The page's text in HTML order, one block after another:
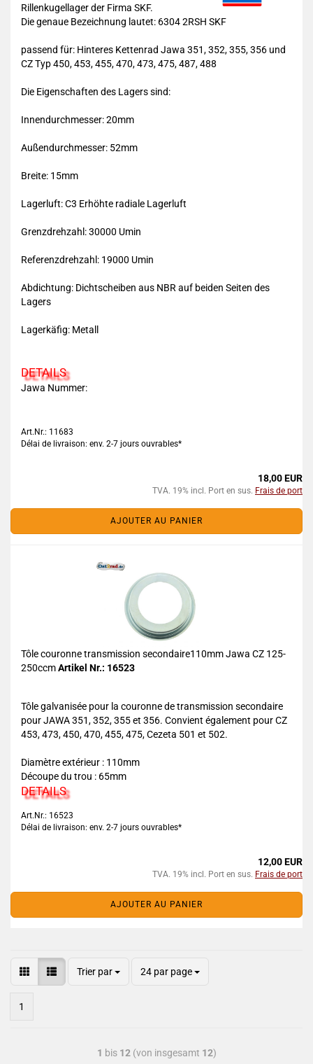
Rillenkugellager der Firma SKF.
Die genaue Bezeichnung lautet: 6304 2RSH SKF
passend für: Hinteres Kettenrad Jawa 351, 352, 355, 356 und
CZ Typ 450, 453, 455, 470, 473, 475, 487, 488
Die Eigenschaften des Lagers sind:
Innendurchmesser: 20mm
Außendurchmesser: 52mm
Breite: 15mm
Lagerluft: C3 Erhöhte radiale Lagerluft
Grenzdrehzahl: 30000 Umin
Referenzdrehzahl: 19000 Umin
Abdichtung: Dichtscheiben aus NBR auf beiden Seiten des
Lagers
Lagerkäfig: Metall
DETAILS
Jawa Nummer:
Art.Nr.: 11683
Délai de livraison: env. 2-7 jours ouvrables*
18,00 EUR
TVA. 19% incl. Port en sus. Frais de port
AJOUTER AU PANIER
Tôle couronne transmission secondaire110mm Jawa CZ 125-
250ccmArtikel Nr.: 16523
Tôle galvanisée pour la couronne de transmission secondaire
pour JAWA 351, 352, 355 et 356. Convient également pour CZ
453, 473, 450, 470, 455, 475, Cezeta 501 et 502.
Diamètre extérieur : 110mm
Découpe du trou : 65mm
DETAILS
Art.Nr.: 16523
Délai de livraison: env. 2-7 jours ouvrables*
12,00 EUR
TVA. 19% incl. Port en sus. Frais de port
AJOUTER AU PANIER
Trier par 24 par page
1
1 bis 12(von insgesamt 12)